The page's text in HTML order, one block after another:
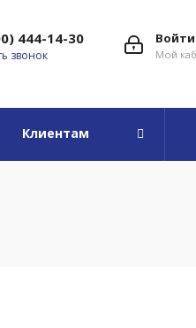
Войти
Мой
444-14-30
звонок
Клиентам